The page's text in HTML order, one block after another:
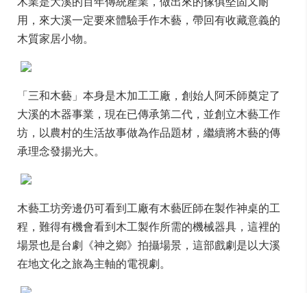
用，來大溪一定要來體驗手作木藝，帶回有收藏意義的
木質家居小物。
「三和木藝 」本身是木加工工廠，創始人阿禾師奠定了
大溪的木器事業，現在已傳承第二代，並創立木藝工作
坊，以農村的生活故事做為作品題材，繼續將木藝的傳
承理念發揚光大。
木藝工坊旁邊仍可看到工廠有木藝匠師在製作神桌的工
程，難得有機會看到木工製作所需的機械器具，這裡的
場景也是台劇《神之鄉》拍攝場景，這部戲劇是以大溪
在地文化之旅為主軸的電視劇。